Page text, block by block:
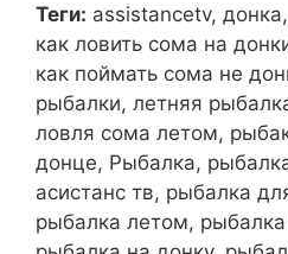
Теги: assistancetv,
как ловить сома на
как поймать сома не
рыбалки, летняя
ловля сома летом,
донце, Рыбалка,
асистанс тв, рыбалка
рыбалка летом,